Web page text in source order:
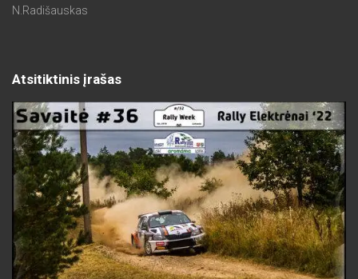
N.Radišauskas
Atsitiktinis įrašas